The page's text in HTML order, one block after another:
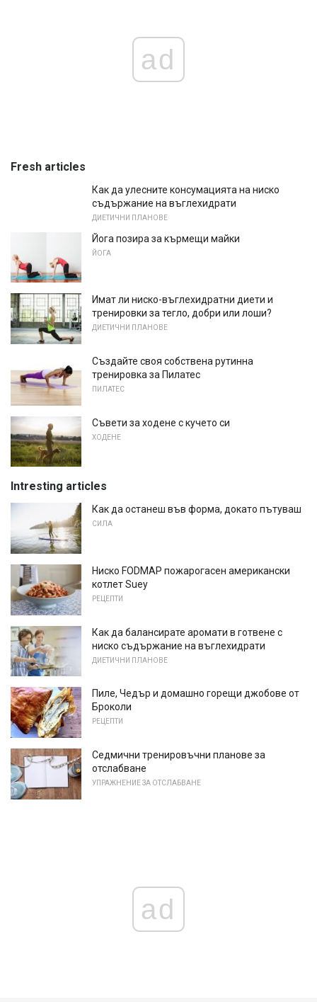
ad
Fresh articles
Как да улесните консумацията на ниско
съдържание на въглехидрати
ДИЕТИЧНИ ПЛАНОВЕ
Йога позира за кърмещи майки
ЙОГА
Имат ли ниско-въглехидратни диети и
тренировки за тегло, добри или лоши?
ДИЕТИЧНИ ПЛАНОВЕ
Създайте своя собствена рутинна
тренировка за Пилатес
ПИЛАТЕС
Съвети за ходене с кучето си
ХОДЕНЕ
Intresting articles
Как да останеш във форма, докато пътуваш
СИЛА
Ниско FODMAP пожарогасен американски
котлет Suey
РЕЦЕПТИ
Как да балансирате аромати в готвене с
ниско съдържание на въглехидрати
ДИЕТИЧНИ ПЛАНОВЕ
Пиле, Чедър и домашно горещи джобове от
Броколи
РЕЦЕПТИ
Седмични тренировъчни планове за
отслабване
УПРАЖНЕНИЕ ЗА ОТСЛАБВАНЕ
ad